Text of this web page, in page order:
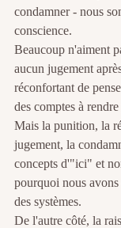
condamner - nous
conscience.
Beaucoup n'aiment
aucun jugement
réconfortant de
des comptes à
Mais la punition, la
jugement, la
concepts d'"ici" et
pourquoi nous avons
des systèmes.
De l'autre côté, la